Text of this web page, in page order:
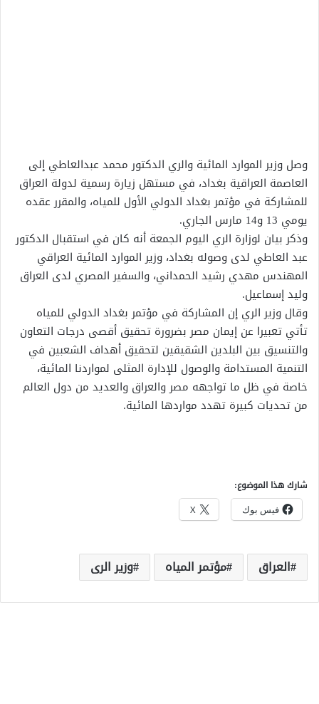
وصل وزير الموارد المائية والري الدكتور محمد عبدالعاطي إلى
العاصمة العراقية بغداد، في مستهل زيارة رسمية لدولة العراق
للمشاركة في مؤتمر بغداد الدولي الأول للمياه، والمقرر عقده
يومي 13 و14 مارس الجاري.
وذكر بيان لوزارة الري اليوم الجمعة أنه كان في استقبال الدكتور
عبد العاطي لدى وصوله بغداد، وزير الموارد المائية العراقي
المهندس مهدي رشيد الحمداني، والسفير المصري لدى العراق
وليد إسماعيل.
وقال وزير الري إن المشاركة في مؤتمر بغداد الدولي للمياه
تأتي تعبيرا عن إيمان مصر بضرورة تحقيق أقصى درجات التعاون
والتنسيق بين البلدين الشقيقين لتحقيق أهداف الشعبين في
التنمية المستدامة والوصول للإدارة المثلى لمواردنا المائية،
خاصة في ظل ما تواجهه مصر والعراق والعديد من دول العالم
من تحديات كبيرة تهدد مواردها المائية.
شارك هذا الموضوع:
فيس بوك X
العراق مؤتمر المياه وزير الرى